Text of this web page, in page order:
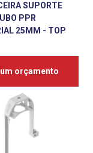
SUPORTE
PPR
25MM - TOP
um orçamento